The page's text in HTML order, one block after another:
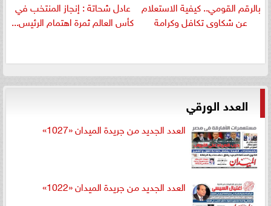
بالرقم القومي.. كيفية الاستعلام
عن شكاوى تكافل وكرامة
عادل شحاتة : إنجاز المنتخب في
كأس العالم ثمرة اهتمام الرئيس...
العدد الورقي
العدد الجديد من جريدة الميدان «1027»
العدد الجديد من جريدة الميدان «1022»